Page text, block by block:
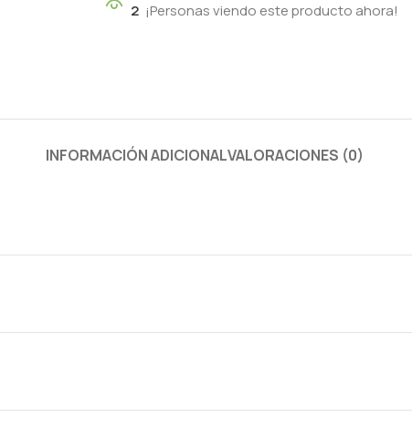
2 ¡Personas viendo este producto ahora!
INFORMACIÓN ADICIONALVALORACIONES (0)